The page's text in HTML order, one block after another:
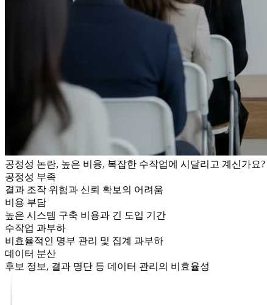
공정성 논란, 높은 비용, 복잡한 수작업에 시달리고 계신가요?
공정성 부족
결과 조작 위험과 신뢰 확보의 어려움
비용 부담
높은 시스템 구축 비용과 긴 도입 기간
수작업 과부하
비효율적인 명부 관리 및 집계 과부하
데이터 분산
후보 정보, 결과 명단 등 데이터 관리의 비효율성